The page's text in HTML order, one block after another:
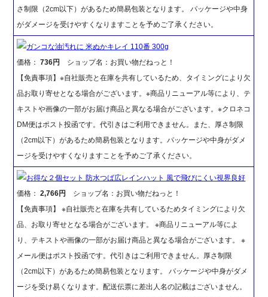
さ制限（2cm以下）があるため簡易包装となります。 パッケージや中身
がダメージを受けやすくなりますことを予めご了承ください。
ガンコな油汚れに 米ぬかキレイ 110番 300g
価格：736円
ショップ名：お買い物だねっと！
【免責事項】※自社販売と在庫を共有しているため、タイミングにより欠
品お取り寄せとなる場合がございます。※商品リニューアル等により、テ
キストや画像の一部がお届け商品と異なる場合がございます。※クロネコ
DM便はポスト投函です。代引きはご利用できません。また、厚さ制限
（2cm以下）があるため簡易包装となります。パッケージや中身がダメ
ージを受けやすくなりますことを予めご了承ください。
お得な２個セット 防水つば広レインハット 風で飛びにくい視界良好
価格：2,766円
ショップ名：お買い物だねっと！
【免責事項】 ※自社販売と在庫を共有しているためタイミングにより欠
品、お取り寄せとなる場合がございます。 ※商品リニューアル等によ
り、テキストや画像の一部がお届け商品と異なる場合がございます。 ※
メール便はポスト投函です。代引きはご利用できません。厚さ制限
（2cm以下）があるため簡易包装となります。 パッケージや中身がダメ
ージを受け易くなります。配送伝票に差出人名の記載はございません。